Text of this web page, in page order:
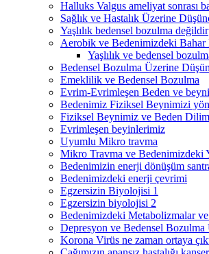
Halluks Valgus ameliyat sonrası
Sağlık ve Hastalık Üzerine
Yaşlılık bedensel bozulma değildir
Aerobik ve Bedenimizdeki Bahar
Yaşlılık ve bedensel
Bedensel Bozulma Üzerine
Emeklilik ve Bedensel Bozulma
Evrim-Evrimleşen Beden ve
Bedenimiz Fiziksel Beynimizi
Fiziksel Beynimiz ve Beden
Evrimleşen beyinlerimiz
Uyumlu Mikro travma
Mikro Travma ve Bedenimizdeki
Bedenimizin enerji dönüşüm
Bedenimizdeki enerji çevrimi
Egzersizin Biyolojisi 1
Egzersizin biyolojisi 2
Bedenimizdeki Metabolizmalar
Depresyon ve Bedensel
Korona Virüs ne zaman ortaya